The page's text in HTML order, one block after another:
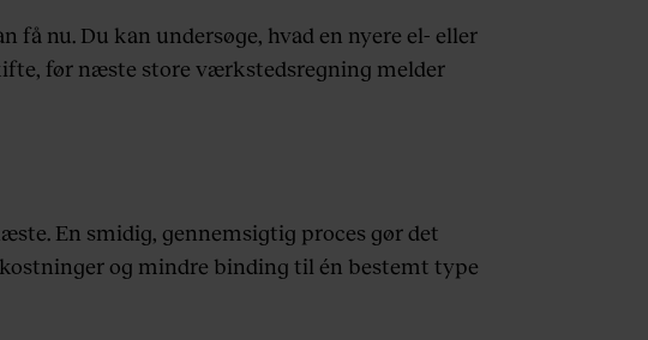
få nu. Du kan undersøge, hvad en nyere el- eller
før næste store værkstedsregning melder
En smidig, gennemsigtig proces gør det
og mindre binding til én bestemt type